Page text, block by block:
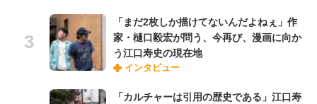
「まだ2枚しか描けてないんだよねぇ」作
家・樋口毅宏が問う、今再び、漫画に向か
う江口寿史の現在地
インタビュー
「カルチャーは引用の歴史である」江口寿